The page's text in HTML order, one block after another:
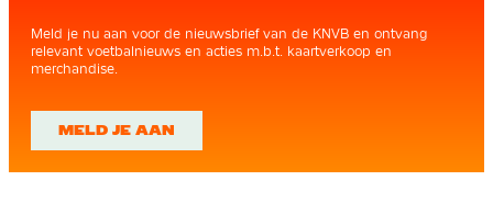
Meld je nu aan voor de nieuwsbrief van de KNVB en ontvang
relevant voetbalnieuws en acties m.b.t. kaartverkoop en
merchandise.
MELD JE AAN